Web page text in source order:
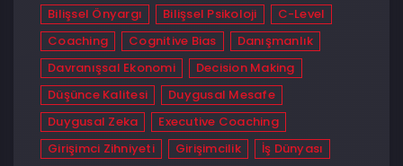
Bilişsel Önyargı
Bilişsel Psikoloji
C-Level
Coaching
Cognitive Bias
Danışmanlık
Davranışsal Ekonomi
Decision Making
Düşünce Kalitesi
Duygusal Mesafe
Duygusal Zeka
Executive Coaching
Girişimci Zihniyeti
Girişimcilik
İş Dünyası